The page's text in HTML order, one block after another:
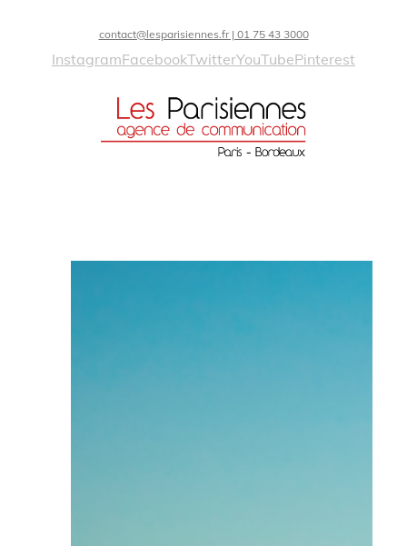
contact@lesparisiennes.fr | 01 75 43 3000
InstagramFacebookTwitterYouTubePinterest